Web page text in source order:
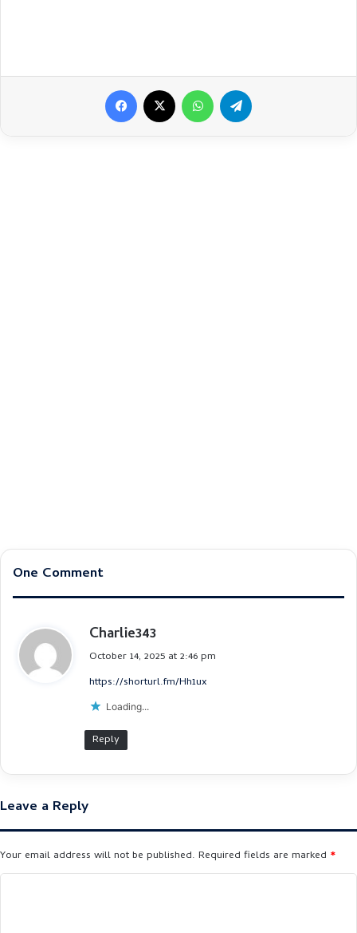
Facebook WhatsApp
One Comment
Charlie343
a
s
October 14, 2025 at 2:46 pm
https://shorturl.fm/Hh1ux
Loading...
Reply
Leave a Reply
Your email address will not be published. Required fields are marked *